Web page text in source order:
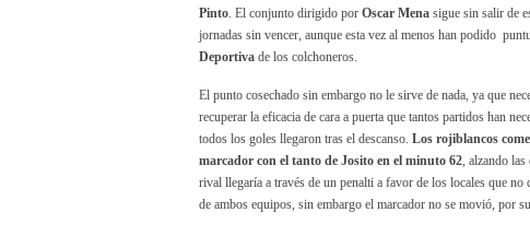
Pinto. El conjunto dirigido por Oscar Mena sigue sin salir de
jornadas sin vencer, aunque esta vez al menos han podido
Deportiva de los colchoneros.
El punto cosechado sin embargo no le sirve de nada, ya que
recuperar la eficacia de cara a puerta que tantos partidos han
todos los goles llegaron tras el descanso. Los rojiblancos
marcador con el tanto de Josito en el minuto 62, alzando las
rival llegaría a través de un penalti a favor de los locales que
de ambos equipos, sin embargo el marcador no se movió, por